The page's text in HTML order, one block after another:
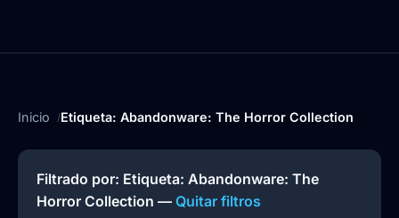
Inicio Etiqueta: Abandonware: The Horror Collection
Filtrado por: Etiqueta: Abandonware: The
Horror Collection — Quitar filtros